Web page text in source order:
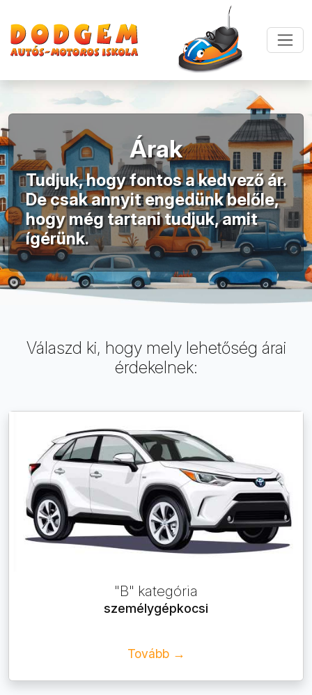
Árak
Tudjuk, hogy fontos a kedvező ár.
De csak annyit engedünk belőle,
hogy még tartani tudjuk, amit
ígérünk.
Válaszd ki, hogy mely lehetőség árai
érdekelnek:
"B" kategória
személygépkocsi
Tovább →